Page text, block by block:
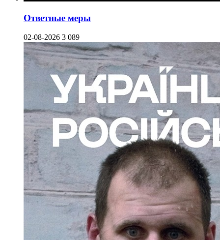
Ответные меры
02-08-2026 3 089